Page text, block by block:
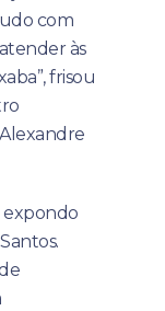
com
às
frisou
expondo